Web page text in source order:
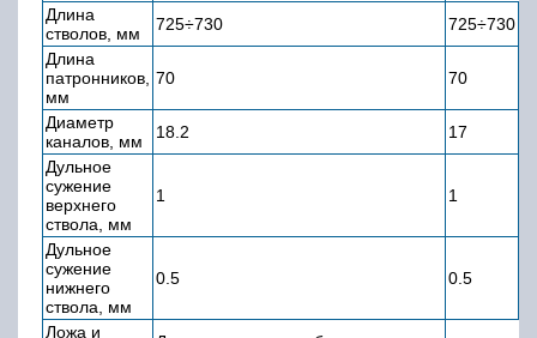
Длина
стволов, мм
725÷730
725÷730
Длина
патронников,
мм
70 70
Диаметр
каналов, мм
18.2
17
Дульное
сужение
верхнего
ствола, мм
1 1
Дульное
сужение
нижнего
ствола, мм
0.5 0.5
Ложа и